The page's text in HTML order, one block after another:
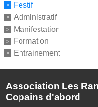
Festif
Administratif
Manifestation
Formation
Entrainement
Association Les
Copains d'abord